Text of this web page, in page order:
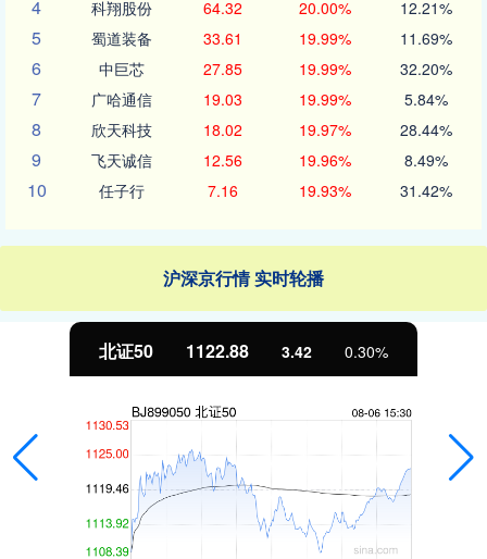
4 科翔股份 64.32 20.00% 12.21%
5 蜀道装备 33.61 19.99% 11.69%
6 中巨芯 27.85 19.99% 32.20%
7 广哈通信 19.03 19.99% 5.84%
8 欣天科技 18.02 19.97% 28.44%
9 飞天诚信 12.56 19.96% 8.49%
10 任子行 7.16 19.93% 31.42%
沪深京行情 实时轮播
北证50 1122.88 3.42 0.30%